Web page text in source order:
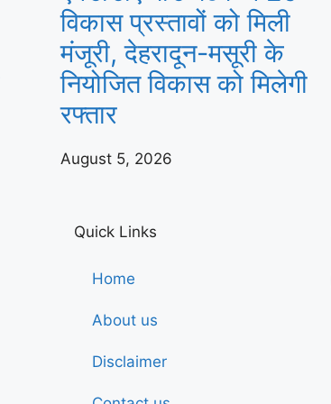
विकास प्रस्तावों को मिली
मंजूरी, देहरादून-मसूरी के
नियोजित विकास को मिलेगी
रफ्तार
August 5, 2026
Quick Links
Home
About us
Disclaimer